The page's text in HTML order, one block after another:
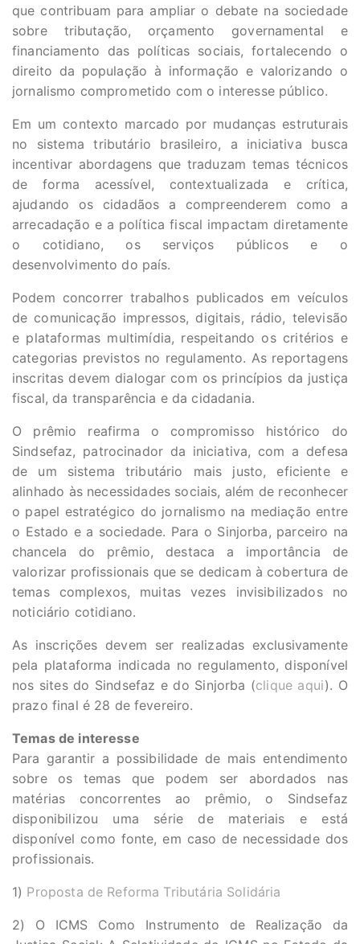
que contribuam para ampliar o debate na sociedade
sobre tributação, orçamento governamental e
financiamento das políticas sociais, fortalecendo o
direito da população à informação e valorizando o
jornalismo comprometido com o interesse público.
Em um contexto marcado por mudanças estruturais
no sistema tributário brasileiro, a iniciativa busca
incentivar abordagens que traduzam temas técnicos
de forma acessível, contextualizada e crítica,
ajudando os cidadãos a compreenderem como a
arrecadação e a política fiscal impactam diretamente
o cotidiano, os serviços públicos e o
desenvolvimento do país.
Podem concorrer trabalhos publicados em veículos
de comunicação impressos, digitais, rádio, televisão
e plataformas multimídia, respeitando os critérios e
categorias previstos no regulamento. As reportagens
inscritas devem dialogar com os princípios da justiça
fiscal, da transparência e da cidadania.
O prêmio reafirma o compromisso histórico do
Sindsefaz, patrocinador da iniciativa, com a defesa
de um sistema tributário mais justo, eficiente e
alinhado às necessidades sociais, além de reconhecer
o papel estratégico do jornalismo na mediação entre
o Estado e a sociedade. Para o Sinjorba, parceiro na
chancela do prêmio, destaca a importância de
valorizar profissionais que se dedicam à cobertura de
temas complexos, muitas vezes invisibilizados no
noticiário cotidiano.
As inscrições devem ser realizadas exclusivamente
pela plataforma indicada no regulamento, disponível
nos sites do Sindsefaz e do Sinjorba (clique aqui). O
prazo final é 28 de fevereiro.
Temas de interesse
Para garantir a possibilidade de mais entendimento
sobre os temas que podem ser abordados nas
matérias concorrentes ao prêmio, o Sindsefaz
disponibilizou uma série de materiais e está
disponível como fonte, em caso de necessidade dos
profissionais.
1) Proposta de Reforma Tributária Solidária
2) O ICMS Como Instrumento de Realização da